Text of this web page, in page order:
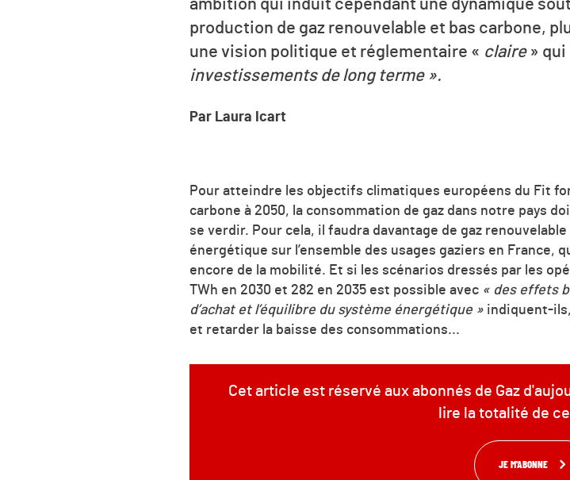
ambition qui induit cependant une dynamique
production de gaz renouvelable et bas carbone,
une vision politique et réglementaire « claire» qui
investissements de long terme ».
Par Laura Icart
Pour atteindre les objectifs climatiques européens du Fit
carbone à 2050, la consommation de gaz dans notre pays
se verdir. Pour cela, il faudra davantage de gaz
énergétique sur l’ensemble des usages gaziers en France,
encore de la mobilité. Et si les scénarios dressés par les
TWh en 2030 et 282 en 2035 est possible avec « des effets
d’achat et l’équilibre du système énergétique » indiquent-
et retarder la baisse des consommations...
Cet article est réservé aux abonnés de Gaz
lire la totalité de
JE M'ABONNE